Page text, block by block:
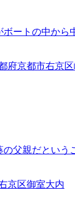
ートの中から
府京都市右京
父親だという
京区御室大内